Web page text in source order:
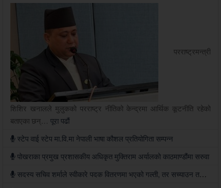
परराष्ट्रमन्त्री
शिशिर खनालले मुलुकको परराष्ट्र नीतिको केन्द्रमा आर्थिक कूटनीति रहेको
बताएका छन्… पूरा पढौं
स्टेप वाई स्टेप मा.वि.मा नेपाली भाषा कौशल प्रतियोगिता सम्पन्न
पोखराका प्रमुख प्रशासकीय अधिकृत मुक्तिराम अर्यालको काठमाण्डौंमा सरुवा
सदस्य सचिव शर्माले स्वीकारे पदक वितरणमा भएको गल्ती, तर सच्याउन तयार भएनन्